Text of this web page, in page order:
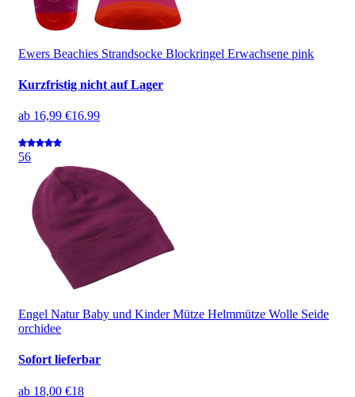
Ewers Beachies Strandsocke Blockringel Erwachsene pink
Kurzfristig nicht auf Lager
ab 16,99 €16.99
56
Engel Natur Baby und Kinder Mütze Helmmütze Wolle Seide
orchidee
Sofort lieferbar
ab 18,00 €18